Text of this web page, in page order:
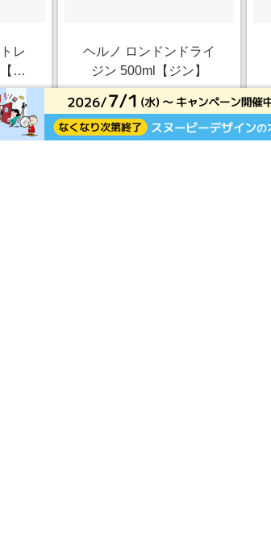
レ
ジ
ヘルノ ロンドンドライ
ジン 500ml【ジン】
￥4,680
1.0%